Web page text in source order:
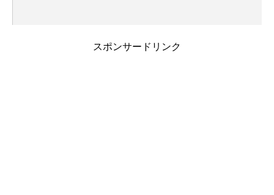
スポンサードリンク